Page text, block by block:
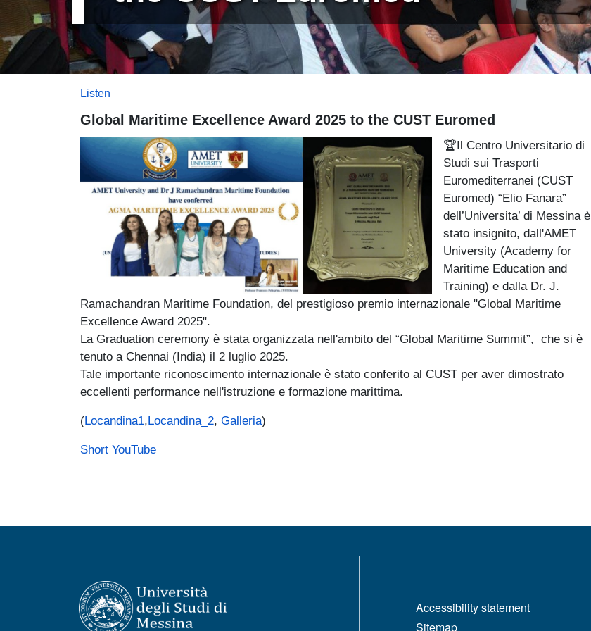
Listen
Global Maritime Excellence Award 2025 to the CUST Euromed
Immagine
🏆Il Centro Universitario di
Studi sui Trasporti
Euromediterranei (CUST
Euromed) “Elio Fanara”
dell’Universita’ di Messina è
stato insignito, dall'AMET
University (Academy for
Maritime Education and
Training) e dalla Dr. J.
Ramachandran Maritime Foundation, del prestigioso premio internazionale "Global Maritime
Excellence Award 2025".
La Graduation ceremony è stata organizzata nell'ambito del “Global Maritime Summit”, che si è
tenuto a Chennai (India) il 2 luglio 2025.
Tale importante riconoscimento internazionale è stato conferito al CUST per aver dimostrato
eccellenti performance nell'istruzione e formazione marittima.
(Locandina1,Locandina_2, Galleria)
Short YouTube
Accessibility statement
Sitemap